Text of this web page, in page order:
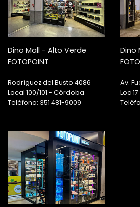
Dino Mall - Alto Verde
FOTOPOINT
Rodríguez del Busto 4086
Local 100/101 - Córdoba
Teléfono: 351 481-9009
Dino
Av.
Loc